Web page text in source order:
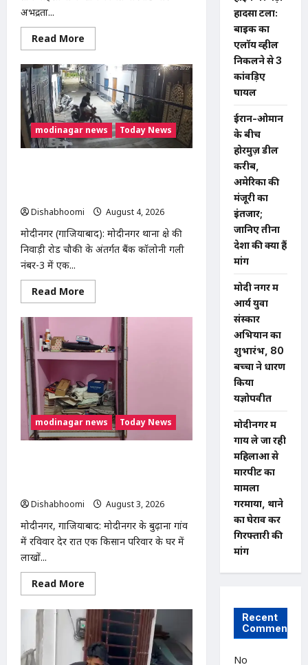
अभद्रता...
Read More
more
मोदीनगर
में
गाय
ले
जा
रही
महिलाओं
से
मारपीट
कर
गिरफ्तारी
की
मांग
modinagar news Today News
Dishabhoomi
August 4, 2026
मोदीनगर (गाजियाबाद): मोदीनगर थाना क्षेत्र की
निवाड़ी रोड चौकी के अंतर्गत बैंक कॉलोनी गली
नंबर-3 में एक...
Read More
more
Modinagar
मोदीनगर
में
छात्र
बाइक
चोरी,
CCTV
में
कैद
हुआ
चोर;
पुलिस
modinagar news Today News
Dishabhoomi
August 3, 2026
मोदीनगर, गाजियाबाद: मोदीनगर के बुढ़ाना गांव
में रविवार देर रात एक किसान परिवार के घर में
लाखों...
Read More
more
Modinagar
:
मोदीनगर
के
बुढ़ाना
गांव
हादसा टला:
बाइक का
एलॉय व्हील
निकलने से 3
कांवड़िए
घायल
ईरान-ओमान
के बीच
होरमुज़ डील
करीब,
अमेरिका की
मंजूरी का
इंतजार;
जानिए तीनों
देशों की क्या हैं
मांगें
मोदी नगर में
आर्य युवा
संस्कार
अभियान का
शुभारंभ, 80
बच्चों ने धारण
किया
यज्ञोपवीत
मोदीनगर में
गाय ले जा रही
महिलाओं से
मारपीट का
मामला
गरमाया, थाने
का घेराव कर
गिरफ्तारी की
मांग
Recent
Comments
No